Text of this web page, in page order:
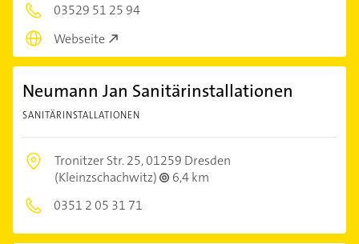
03529 51 25 94
Webseite
Neumann Jan Sanitärinstallationen
SANITÄRINSTALLATIONEN
Tronitzer Str. 25,01259 Dresden
(Kleinzschachwitz)
6,4 km
0351 2 05 31 71